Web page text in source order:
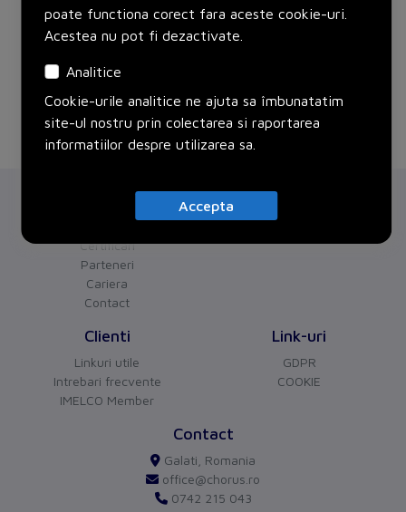
Certificari
Parteneri
Cariera
Contact
Servicii
Clienti
Linkuri utile
Intrebari frecvente
IMELCO Member
Link-uri
GDPR
COOKIE
Contact
Galati, Romania
office@chorus.ro
0742 215 043
poate functiona corect fara aceste cookie-uri.
Acestea nu pot fi dezactivate.
Analitice
Cookie-urile analitice ne ajuta sa îmbunatatim
site-ul nostru prin colectarea si raportarea
informatiilor despre utilizarea sa.
Accepta